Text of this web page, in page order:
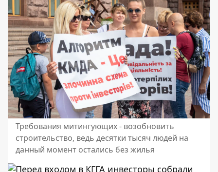
Требования митингующих - возобновить
строительство, ведь десятки тысяч людей на
данный момент остались без жилья